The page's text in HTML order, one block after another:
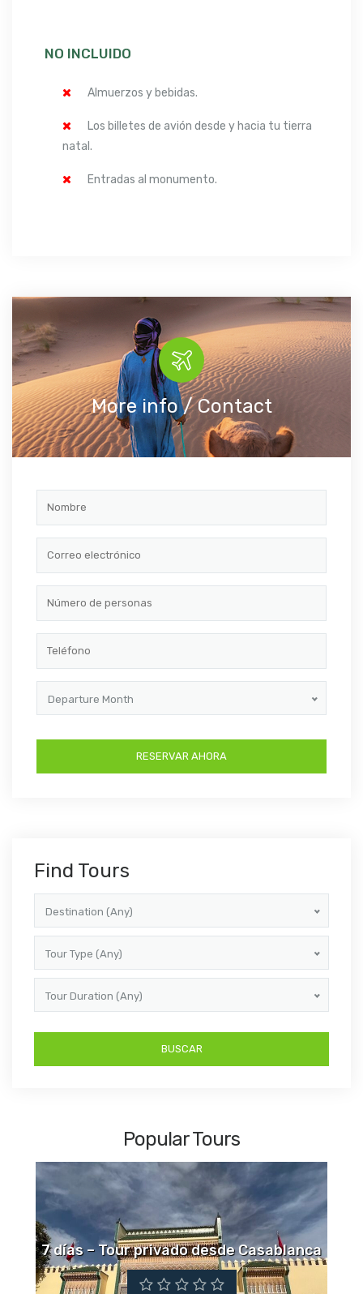
NO INCLUIDO
Almuerzos y bebidas.
Los billetes de avión desde y hacia tu tierra
natal.
Entradas al monumento.
More info / Contact
Departure Month
Find Tours
Destination (Any)
Tour Type (Any)
Tour Duration (Any)
Popular Tours
7 días – Tour privado desde Casablanca